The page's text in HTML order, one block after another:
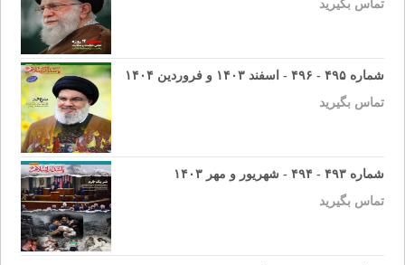
تماس بگیرید
شماره ۴۹۵ - ۴۹۶ - اسفند ۱۴۰۳ و فروردین ۱۴۰۴
تماس بگیرید
شماره ۴۹۳ - ۴۹۴ - شهریور و مهر ۱۴۰۳
تماس بگیرید